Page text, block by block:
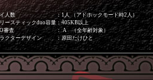
人数
ースティックduo容量
審査
クターデザイン
：1人 （アドホックモード時2人）
：405KB以上
： A （全年齢対象）
：原田たけひと